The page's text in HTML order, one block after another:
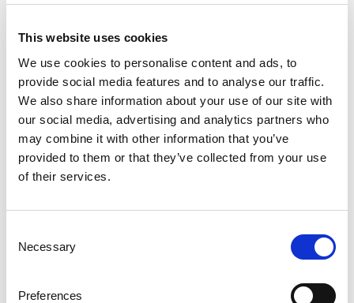
This website uses cookies
We use cookies to personalise content and ads, to
provide social media features and to analyse our traffic.
We also share information about your use of our site with
our social media, advertising and analytics partners who
may combine it with other information that you’ve
provided to them or that they’ve collected from your use
of their services.
Selection
Necessary
Preferences
Flerlöpstrappor
Flerlöpstrappor är trappor som sammanbinds med vändplan. På
detta sätt kan trapporna göras mycket höga.